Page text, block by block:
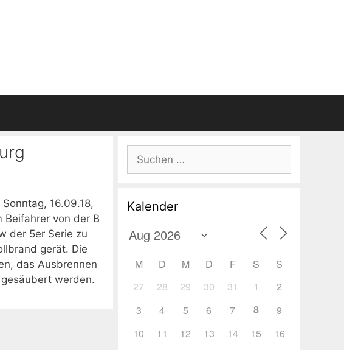
16.09.18,
Beifahrer von der B
der 5er Serie zu
gerät. Die
das Ausbrennen
werden.
Suchen
nach:
Kalender
M D M D F S
S
27
28 29 30 31 1
2
3
4 5 6 7 8
9
10
11 12 13 14 15
16